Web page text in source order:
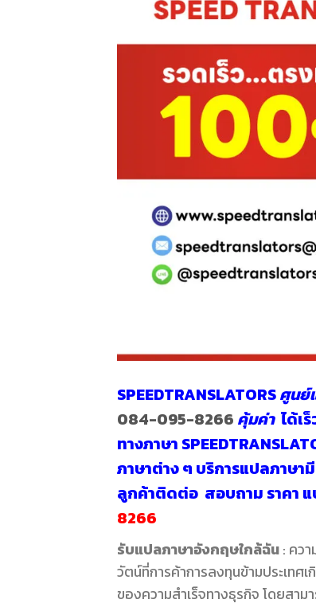
SPEEDTRANSLATORSศูนย์
084-095-8266 คุ้มค่า ได้เ
ทางภาษา
ภาษาต่าง ๆ บริการแปลภาษ
ลูกค้าติดต่อ สอบถาม ราคา
8266
รับแปลภาษาอังกฤษใกล้ฉัน: คว
วัตน์ที่การค้าการลงทุนข้ามประเท
ของความสำเร็จทางธุรกิจ โดยสา